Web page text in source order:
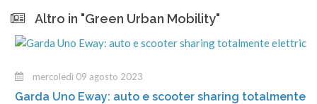
Altro in "Green Urban Mobility"
mercoledì 09 agosto 2023
Garda Uno Eway: auto e scooter sharing totalmente